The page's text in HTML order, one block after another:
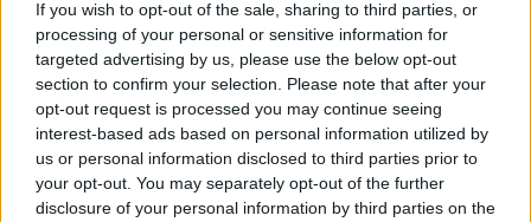
If you wish to opt-out of the sale, sharing to third parties, or
processing of your personal or sensitive information for
targeted advertising by us, please use the below opt-out
section to confirm your selection. Please note that after your
opt-out request is processed you may continue seeing
interest-based ads based on personal information utilized by
us or personal information disclosed to third parties prior to
your opt-out. You may separately opt-out of the further
disclosure of your personal information by third parties on the
más de 150 en un día
PorPatricia Arredondo
Más artículos de este autor
jueves, 19 de marzo de 2020